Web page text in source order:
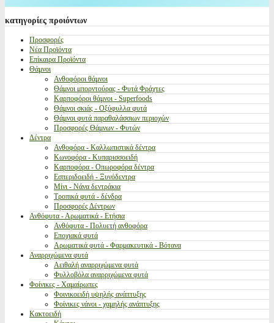
κατηγορίες προιόντων
Προσφορές
Νέα Προϊόντα
Επίκαιρα Προϊόντα
Θάμνοι
Ανθοφόροι θάμνοι
Θάμνοι μπορντούρας - Φυτά Φράχτες
Καρποφόροι θάμνοι - Superfoods
Θάμνοι σκιάς - Οξύφυλλα φυτά
Θάμνοι φυτά παραθαλάσσιων περιοχών
Προσφορές Θάμνων - Φυτών
Δέντρα
Ανθοφόρα - Καλλωπιστικά δέντρα
Κωνοφόρα - Κυπαρισσοειδή
Καρποφόρα - Οπωροφόρα δέντρα
Εσπεριδοειδή - Ξυνόδεντρα
Μίνι - Νάνα δεντράκια
Τροπικά φυτά - δένδρα
Προσφορές Δέντρων
Ανθόφυτα - Αρωματικά - Ετήσια
Ανθόφυτα - Πολυετή ανθοφόρα
Εποχιακά φυτά
Αρωματικά φυτά - Φαρμακευτικά - Βότανα
Αναρριχώμενα φυτά
Αειθαλή αναρριχώμενα φυτά
Φυλλοβόλα αναρριχώμενα φυτά
Φοίνικες - Χαμαίρωπες
Φοινικοειδή υψηλής ανάπτυξης
Φοίνικες νάνοι - χαμηλής ανάπτυξης
Κακτοειδή